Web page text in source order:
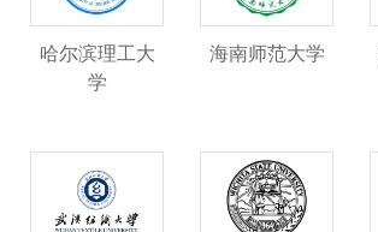
哈尔滨理工大
学
海南师范大学